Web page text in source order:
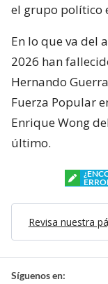
el grupo político
En lo que va del
2026 han
Hernando
Fuerza Popular
Enrique Wong
último.
Revisa nuestra
Síguenos en: